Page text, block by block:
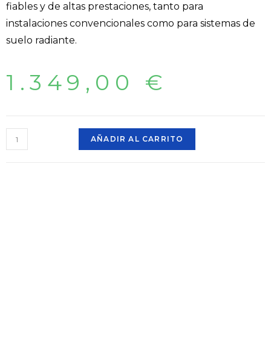
fiables y de altas prestaciones, tanto para
instalaciones convencionales como para sistemas de
suelo radiante.
1.349,00 €
AÑADIR AL CARRITO